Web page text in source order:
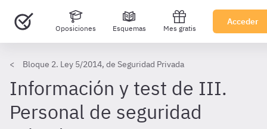
Oposiciones Esquemas Mes gratis
Acceder
Bloque 2. Ley 5/2014, de Seguridad Privada
Información y test de III.
Personal de seguridad